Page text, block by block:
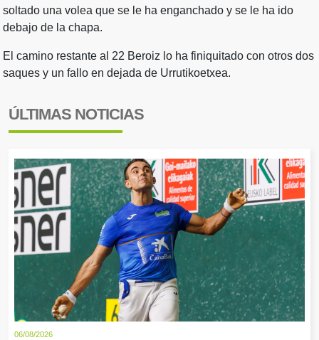
soltado una volea que se le ha enganchado y se le ha ido
debajo de la chapa.
El camino restante al 22 Beroiz lo ha finiquitado con otros dos
saques y un fallo en dejada de Urrutikoetxea.
ÚLTIMAS NOTICIAS
06/08/2026